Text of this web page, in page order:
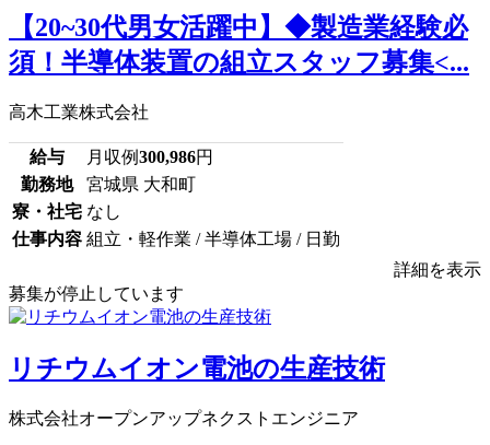
【20~30代男女活躍中】◆製造業経験必
須！半導体装置の組立スタッフ募集<...
高木工業株式会社
給与 月収例300,986円
勤務地
宮城県 大和町
寮・社宅 なし
仕事内容 組立・軽作業 / 半導体工場 / 日勤
詳細を表示
募集が停止しています
リチウムイオン電池の生産技術
株式会社オープンアップネクストエンジニア